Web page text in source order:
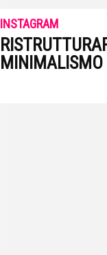
INSTAGRAM
MINIMALISMO